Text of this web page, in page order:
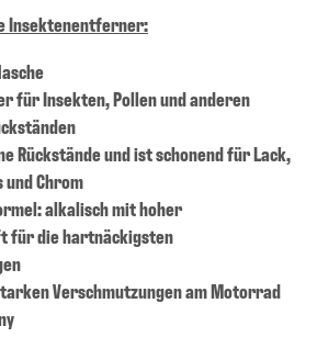
Insektenentferner:
für Insekten, Pollen und anderen
Rückstände und ist schonend für Lack,
und Chrom
alkalisch mit hoher
für die hartnäckigsten
Verschmutzungen am Motorrad